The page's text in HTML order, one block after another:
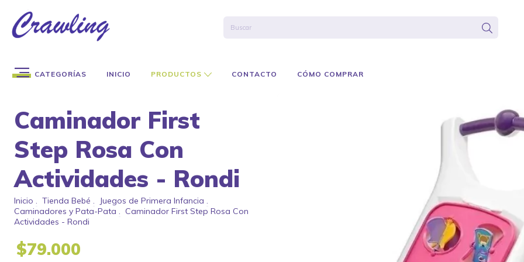
CATEGORÍAS INICIO PRODUCTOS CONTACTO CÓMO COMPRAR
Caminador First
Step Rosa Con
Actividades - Rondi
Inicio . Tienda Bebé . Juegos de Primera Infancia .
Caminadores y Pata-Pata . Caminador First Step Rosa Con
Actividades - Rondi
$79.000